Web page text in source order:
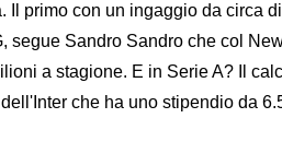
Il primo con un ingaggio da circa
segue Sandro Sandro che col
a stagione. E in Serie A? Il
che ha uno stipendio da